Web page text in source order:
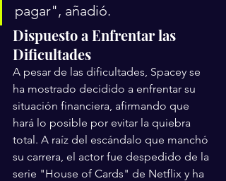
pagar", añadió.
Dispuesto a Enfrentar las
Dificultades
A pesar de las dificultades, Spacey se
ha mostrado decidido a enfrentar su
situación financiera, afirmando que
hará lo posible por evitar la quiebra
total. A raíz del escándalo que manchó
su carrera, el actor fue despedido de la
serie "House of Cards" de Netflix y ha